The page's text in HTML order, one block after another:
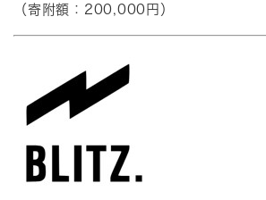
​（寄附額：200,000円）